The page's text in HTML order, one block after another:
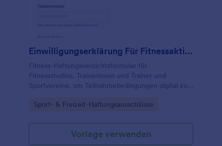
Einwilligungserklärung Für Fitnessaktivitäten
Fitness-Haftungsverzichtsformular für
Fitnessstudios, Trainerinnen und Trainer und
Sportvereine, um Teilnahmebedingungen digital zu
Datenerfassung vor Kursen und Trainings zu
Go to Category:
Sport- & Freizeit-Haftungsausschlüsse
Vorlage verwenden